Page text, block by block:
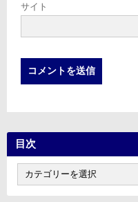
サイト
目次
次